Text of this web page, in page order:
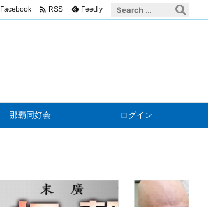
那覇同好会 ログイン
Facebook  RSS Feedly